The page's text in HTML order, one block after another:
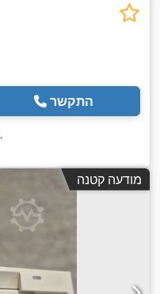
התקשר
,
מודעה קטנה